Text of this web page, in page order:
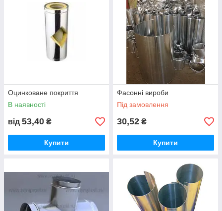
Оцинковане покриття
В наявності
від 53,40 ₴
Купити
Фасонні вироби
Під замовлення
30,52 ₴
Купити